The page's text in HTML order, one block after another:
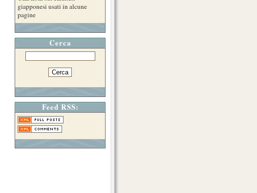
giapponesi usati in alcune
pagine
Cerca
Feed RSS: